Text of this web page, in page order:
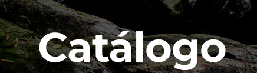
Catálogo